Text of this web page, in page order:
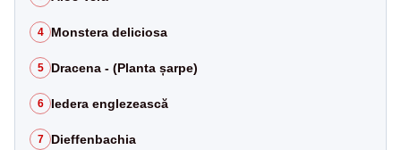
4 Monstera deliciosa
5 Dracena - (Planta șarpe)
6 Iedera englezească
7 Dieffenbachia